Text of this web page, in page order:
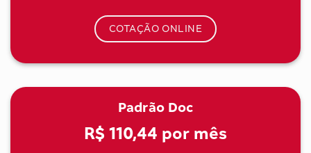
COTAÇÃO ONLINE
Padrão Doc
R$ 110,44 por mês